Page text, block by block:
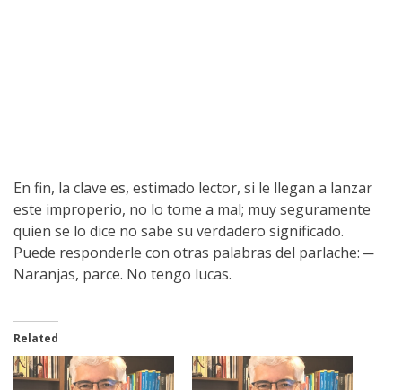
En fin, la clave es, estimado lector, si le llegan a lanzar
este improperio, no lo tome a mal; muy seguramente
quien se lo dice no sabe su verdadero significado.
Puede responderle con otras palabras del parlache: ─
Naranjas, parce. No tengo lucas.
Related